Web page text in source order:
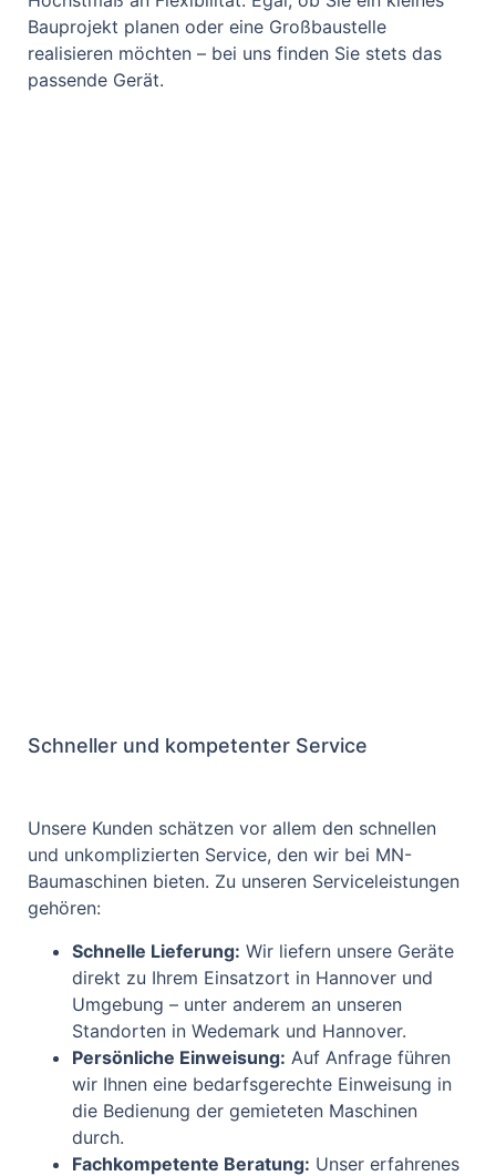
Bauprojekt planen oder eine Großbaustelle
realisieren möchten – bei uns finden Sie stets das
passende Gerät.
Schneller und kompetenter Service
Unsere Kunden schätzen vor allem den schnellen
und unkomplizierten Service, den wir bei MN-
Baumaschinen bieten. Zu unseren Serviceleistungen
gehören:
Schnelle Lieferung: Wir liefern unsere Geräte
direkt zu Ihrem Einsatzort in Hannover und
Umgebung – unter anderem an unseren
Standorten in Wedemark und Hannover.
Persönliche Einweisung: Auf Anfrage führen
wir Ihnen eine bedarfsgerechte Einweisung in
die Bedienung der gemieteten Maschinen
durch.
Fachkompetente Beratung: Unser erfahrenes